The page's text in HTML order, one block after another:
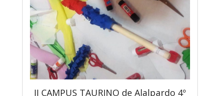
II CAMPUS TAURINO de Alalpardo 4º